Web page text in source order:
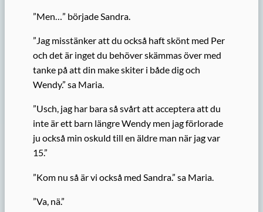
”Men…” började Sandra.
”Jag misstänker att du också haft skönt med Per
och det är inget du behöver skämmas över med
tanke på att din make skiter i både dig och
Wendy.” sa Maria.
”Usch, jag har bara så svårt att acceptera att du
inte är ett barn längre Wendy men jag förlorade
ju också min oskuld till en äldre man när jag var
15.”
”Kom nu så är vi också med Sandra.” sa Maria.
”Va, nä.”